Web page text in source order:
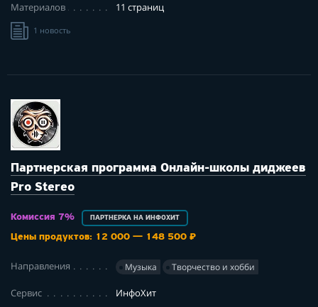
Материалов
11 страниц
1 новость
Партнерская программа Онлайн-школы диджеев
Pro Stereo
Комиссия 7% ПАРТНЕРКА НА ИНФОХИТ
Цены продуктов: 12 000 — 148 500 ₽
Направления Музыка Творчество и хобби
Сервис
ИнфоХит